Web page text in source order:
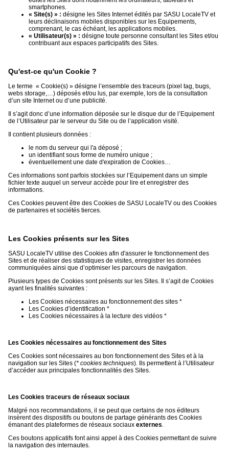
smartphones.
« Site(s) » : désigne les Sites Internet édités par SASU LocaleTV et
leurs déclinaisons mobiles disponibles sur les Equipements,
comprenant, le cas échéant, les applications mobiles.
« Utilisateur(s) » : désigne toute personne consultant les Sites et/ou
contribuant aux espaces participatifs des Sites.
Qu'est-ce qu'un Cookie ?
Le terme « Cookie(s) » désigne l’ensemble des traceurs (pixel tag, bugs,
webs storage,…) déposés et/ou lus, par exemple, lors de la consultation
d’un site Internet ou d’une publicité.
Il s’agit donc d’une information déposée sur le disque dur de l’Equipement
de l’Utilisateur par le serveur du Site ou de l’application visité.
Il contient plusieurs données :
le nom du serveur qui l'a déposé ;
un identifiant sous forme de numéro unique ;
éventuellement une date d'expiration de Cookies…
Ces informations sont parfois stockées sur l’Equipement dans un simple
fichier texte auquel un serveur accède pour lire et enregistrer des
informations.
Ces Cookies peuvent être des Cookies de SASU LocaleTV ou des Cookies
de partenaires et sociétés tierces.
Les Cookies présents sur les Sites
SASU LocaleTV utilise des Cookies afin d'assurer le fonctionnement des
Sites et de réaliser des statistiques de visites, enregistrer les données
communiquées ainsi que d’optimiser les parcours de navigation.
Plusieurs types de Cookies sont présents sur les Sites. Il s’agit de Cookies
ayant les finalités suivantes :
Les Cookies nécessaires au fonctionnement des sites *
Les Cookies d’identification *
Les Cookies nécessaires à la lecture des vidéos *
Les Cookies nécessaires au fonctionnement des Sites
Ces Cookies sont nécessaires au bon fonctionnement des Sites et à la
navigation sur les Sites (* cookies techniques). Ils permettent à l’Utilisateur
d’accéder aux principales fonctionnalités des Sites.
Les Cookies traceurs de réseaux sociaux
Malgré nos recommandations, il se peut que certains de nos éditeurs
insèrent des dispositifs ou boutons de partage générants des Cookies
émanant des plateformes de réseaux sociaux externes.
Ces boutons applicatifs font ainsi appel à des Cookies permettant de suivre
la navigation des internautes.